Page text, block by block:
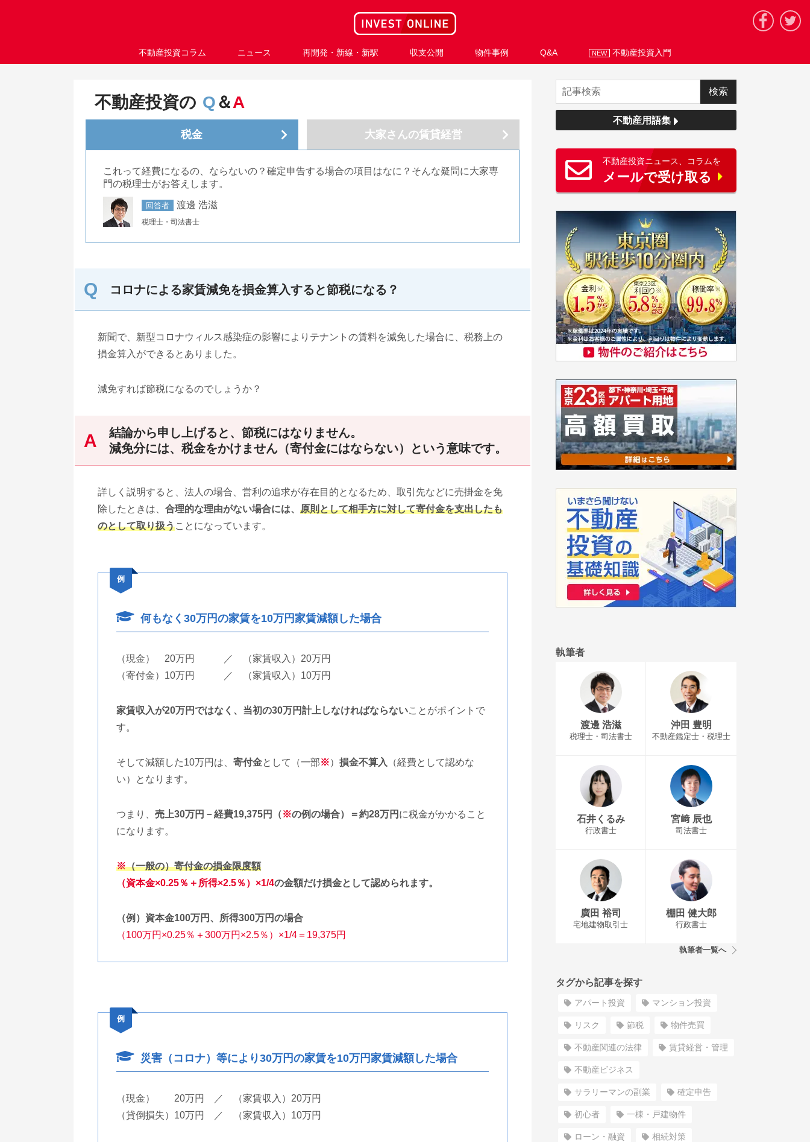
不動産投資コラム ニュース 再開発・新線・新駅 収支公開 物件事例 Q&A NEW 不動産投資入門
不動産投資の Q＆A
税金 大家さんの賃貸経営
これって経費になるの、ならないの？確定申告する場合の項目はなに？そんな疑問に大家専
門の税理士がお答えします。
回答者 渡邊 浩滋
税理士・司法書士
コロナによる家賃減免を損金算入すると節税になる？
新聞で、新型コロナウィルス感染症の影響によりテナントの賃料を減免した場合に、税務上の
損金算入ができるとありました。
減免すれば節税になるのでしょうか？
結論から申し上げると、節税にはなりません。
減免分には、税金をかけません（寄付金にはならない）という意味です。
詳しく説明すると、法人の場合、営利の追求が存在目的となるため、取引先などに売掛金を免
除したときは、 合理的な理由がない場合には、 原則として相手方に対して寄付金を支出したも
のとして取り扱うことになっています。
例
何もなく30万円の家賃を10万円家賃減額した場合
（現金） 20万円 ／ （家賃収入）20万円
（寄付金）10万円 ／ （家賃収入）10万円
家賃収入が20万円ではなく、当初の30万円計上しなければならないことがポイントで
す。
そして減額した10万円は、 寄付金として（一部※） 損金不算入
（経費として認めな
い）となります。
つまり、 売上30万円－経費19,375円（※の例の場合）＝約28万円 に税金がかかること
になります。
※（一般の）寄付金の損金限度額
（資本金×0.25％＋所得×2.5％）×1/4の金額だけ損金として認められます。
（例）資本金100万円、所得300万円の場合
（100万円×0.25％＋300万円×2.5％）×1/4＝19,375円
例
災害（コロナ）等により30万円の家賃を10万円家賃減額した場合
（現金） 20万円 ／ （家賃収入）20万円
（貸倒損失）10万円 ／ （家賃収入）10万円
不動産用語集
不動産投資ニュース、コラムを
メールで受け取る
執筆者
渡邊 浩滋
税理士・司法書士
沖田 豊明
不動産鑑定士・税理士
石井くるみ
行政書士
宮﨑 辰也
司法書士
廣田 裕司
宅地建物取引士
棚田 健大郎
行政書士
執筆者一覧へ
タグから記事を探す
アパート投資 マンション投資
リスク 節税 物件売買
不動産関連の法律 賃貸経営・管理
不動産ビジネス
サラリーマンの副業 確定申告
初心者 一棟・戸建物件
ローン・融資 相続対策